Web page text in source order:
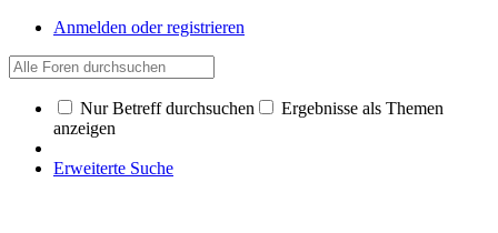
Anmelden oder registrieren
Nur Betreff durchsuchen
Ergebnisse als Themen
anzeigen
Erweiterte Suche